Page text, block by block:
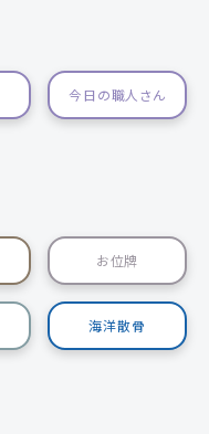
今日の職人さん
お位牌
海洋散骨